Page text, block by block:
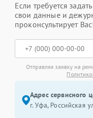
Если требуется
свои данные и
проконсультирует
Отправляя заявку на
Адрес сервисного
г. Уфа, Российская